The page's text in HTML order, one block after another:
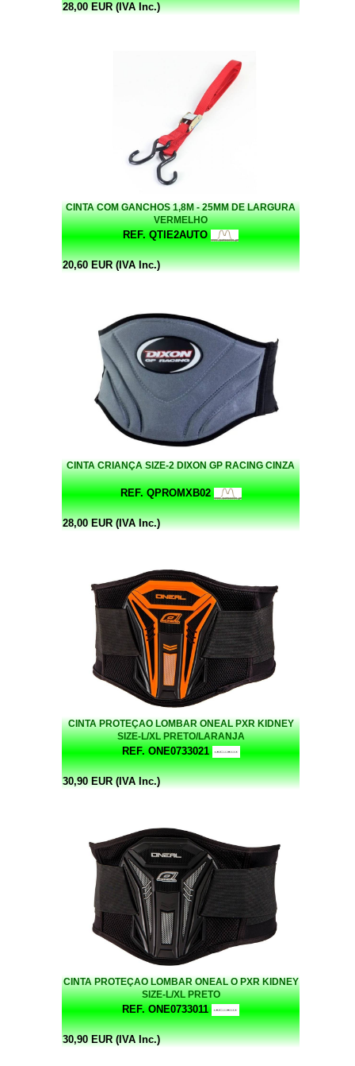
28,00 EUR (IVA Inc.)
CINTA COM GANCHOS 1,8M - 25MM DE LARGURA
VERMELHO
REF. QTIE2AUTO
20,60 EUR (IVA Inc.)
CINTA CRIANÇA SIZE-2 DIXON GP RACING CINZA
REF. QPROMXB02
28,00 EUR (IVA Inc.)
CINTA PROTEÇAO LOMBAR ONEAL PXR KIDNEY
SIZE-L/XL PRETO/LARANJA
REF. ONE0733021
30,90 EUR (IVA Inc.)
CINTA PROTEÇAO LOMBAR ONEAL O PXR KIDNEY
SIZE-L/XL PRETO
REF. ONE0733011
30,90 EUR (IVA Inc.)